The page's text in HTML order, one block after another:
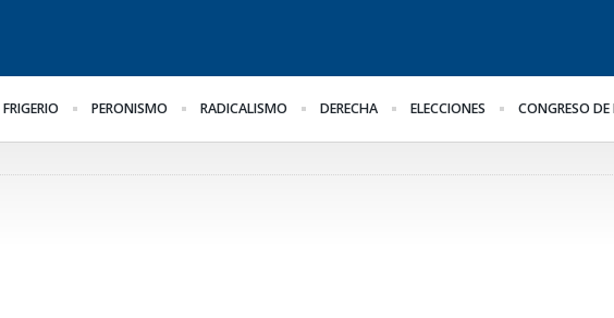
FRIGERIO PERONISMO RADICALISMO DERECHA ELECCIONES CONGRESO
sea lo más difícil
proteger la reforma
Poder Judicial?
al